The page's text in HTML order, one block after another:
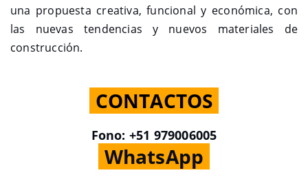
una propuesta creativa, funcional y económica, con
las nuevas tendencias y nuevos materiales de
construcción.
CONTACTOS
Fono: +51 979006005
WhatsApp